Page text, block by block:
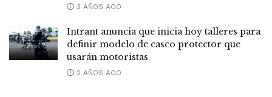
3 AÑOS AGO
Intrant anuncia que inicia hoy talleres para
definir modelo de casco protector que
usarán motoristas
2 AÑOS AGO